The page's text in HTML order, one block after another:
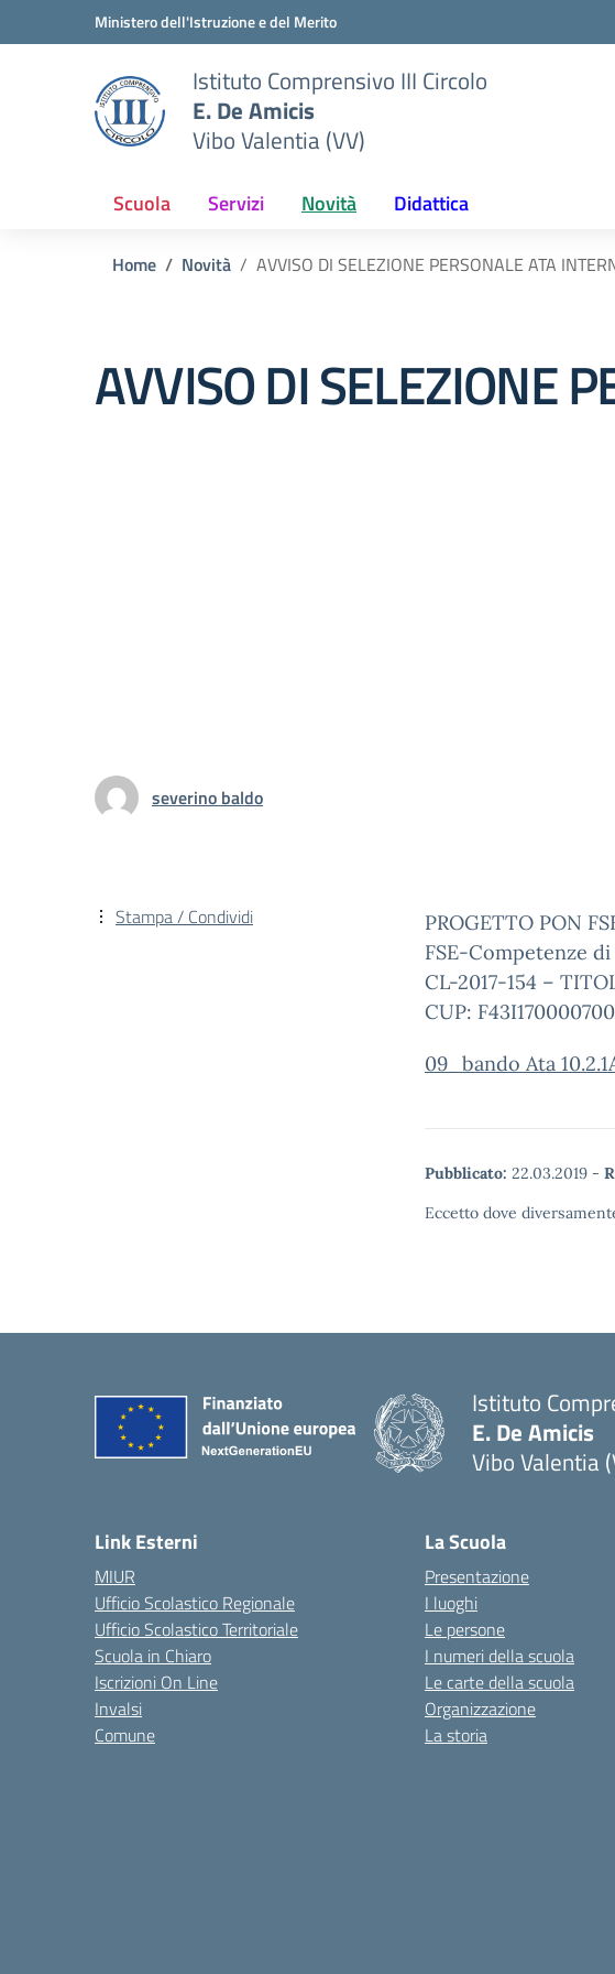
Vai ai contenuti
Vai al menu di navigazioneMinistero dell'Istruzione e del Merito
Istituto Comprensivo III Circolo
E. De Amicis
Vibo Valentia (VV)
Scuola Servizi Novità Didattica
Home Novità AVVISO DI SELEZIONE PERSONALE ATA
AVVISO DI SELEZIONE
severino baldo
PROGETTO PON
FSE-Competenze di
CL-2017-154 –
CUP:
09_bando Ata
Pubblicato: 22.03.2019 -
Eccetto dove
Stampa / Condividi
Istituto
E. De Amicis
Vibo Valentia
Link Esterni
MIUR
Ufficio Scolastico Regionale
Ufficio Scolastico Territoriale
Scuola in Chiaro
Iscrizioni On Line
Invalsi
Comune
La Scuola
Presentazione
I luoghi
Le persone
I numeri della scuola
Le carte della scuola
Organizzazione
La storia